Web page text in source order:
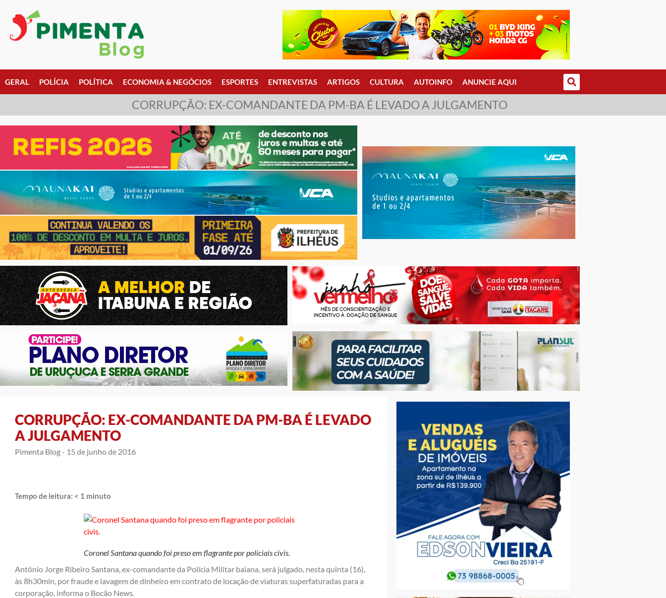
GERAL POLÍCIA POLÍTICA ECONOMIA & NEGÓCIOS ESPORTES ENTREVISTAS ARTIGOS CULTURA AUTOINFO ANUNCIE AQUI
CORRUPÇÃO: EX-COMANDANTE DA PM-BA É LEVADO A JULGAMENTO
CORRUPÇÃO: EX-COMANDANTE DA PM-BA É LEVADO
A JULGAMENTO
Pimenta Blog - 15 de junho de 2016
Tempo de leitura: < 1 minuto
Coronel Santana quando foi preso em flagrante por policiais civis.
Antônio Jorge Ribeiro Santana, ex-comandante da Polícia Militar baiana, será julgado, nesta quinta (16),
às 8h30min, por fraude e lavagem de dinheiro em contrato de locação de viaturas superfaturadas para a
corporação, informa o Bocão News.